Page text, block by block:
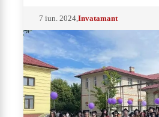
7 iun. 2024 ,Invatamant